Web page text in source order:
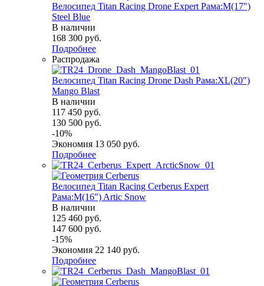
Велосипед Titan Racing Drone Expert Рама:M(17")
Steel Blue
В наличии
168 300 руб.
Подробнее
Распродажа
Велосипед Titan Racing Drone Dash Рама:XL(20")
Mango Blast
В наличии
117 450 руб.
130 500 руб.
-10%
Экономия 13 050 руб.
Подробнее
Велосипед Titan Racing Cerberus Expert
Рама:M(16") Artic Snow
В наличии
125 460 руб.
147 600 руб.
-15%
Экономия 22 140 руб.
Подробнее